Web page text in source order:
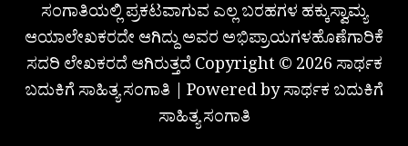
ಸಂಗಾತಿಯಲ್ಲಿ ಪ್ರಕಟವಾಗುವ ಎಲ್ಲ ಬರಹಗಳ ಹಕ್ಕುಸ್ವಾಮ್ಯ
ಆಯಾಲೇಖಕರದೇ ಆಗಿದ್ದು ಅವರ ಅಭಿಪ್ರಾಯಗಳಹೊಣೆಗಾರಿಕೆ
ಸದರಿ ಲೇಖಕರದೆ ಆಗಿರುತ್ತದೆ Copyright © 2026 ಸಾರ್ಥಕ
ಬದುಕಿಗೆ ಸಾಹಿತ್ಯ ಸಂಗಾತಿ | Powered by ಸಾರ್ಥಕ ಬದುಕಿಗೆ
ಸಾಹಿತ್ಯ ಸಂಗಾತಿ